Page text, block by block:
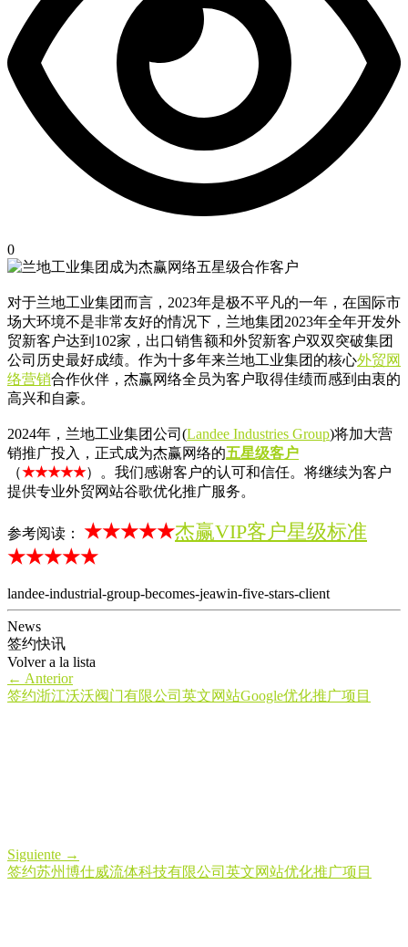
0
对于兰地工业集团而言，2023年是极不平凡的一年，在国际市
场大环境不是非常友好的情况下，兰地集团2023年全年开发外
贸新客户达到102家，出口销售额和外贸新客户双双突破集团
公司历史最好成绩。作为十多年来兰地工业集团的核心外贸网
络营销合作伙伴，杰赢网络全员为客户取得佳绩而感到由衷的
高兴和自豪。
2024年，兰地工业集团公司(Landee Industries Group)将加大营
销推广投入，正式成为杰赢网络的五星级客户
（★★★★★）。我们感谢客户的认可和信任。将继续为客户
提供专业外贸网站谷歌优化推广服务。
参考阅读： ★★★★★杰赢VIP客户星级标准
★★★★★
landee-industrial-group-becomes-jeawin-five-stars-client
News
签约快讯
Volver a la lista
← Anterior
签约浙江沃沃阀门有限公司英文网站Google优化推广项目
Siguiente →
签约苏州博仕威流体科技有限公司英文网站优化推广项目